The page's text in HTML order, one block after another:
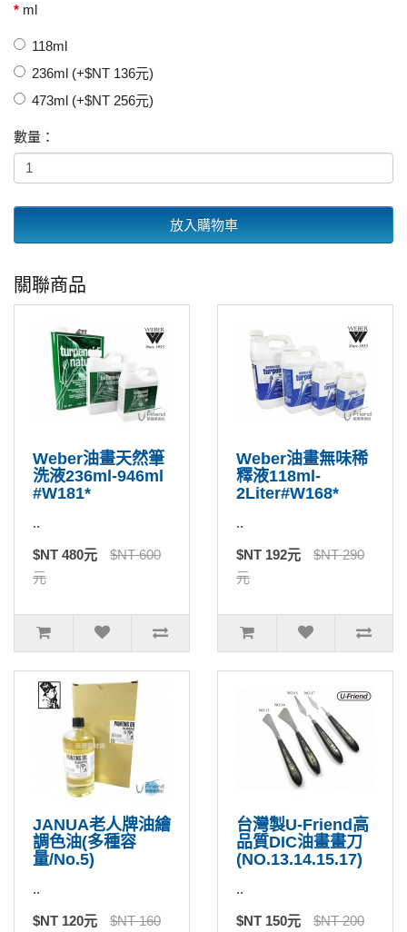
ml
118ml
236ml (+$NT 136元)
473ml (+$NT 256元)
數量：
放入購物車
關聯商品
Weber油畫天然筆
洗液236ml-946ml
#W181*
..
$NT 480元
$NT 600
元
Weber油畫無味稀
釋液118ml-
2Liter#W168*
..
$NT 192元
$NT 290
元
JANUA老人牌油繪
調色油(多種容
量/No.5)
..
$NT 120元 $NT 160
台灣製U-Friend高
品質DIC油畫畫刀
(NO.13.14.15.17)
..
$NT 150元 $NT 200